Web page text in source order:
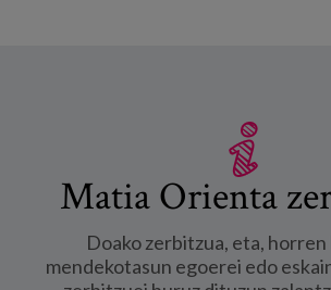
Matia Orienta
Doako zerbitzua, eta,
mendekotasun egoerei edo